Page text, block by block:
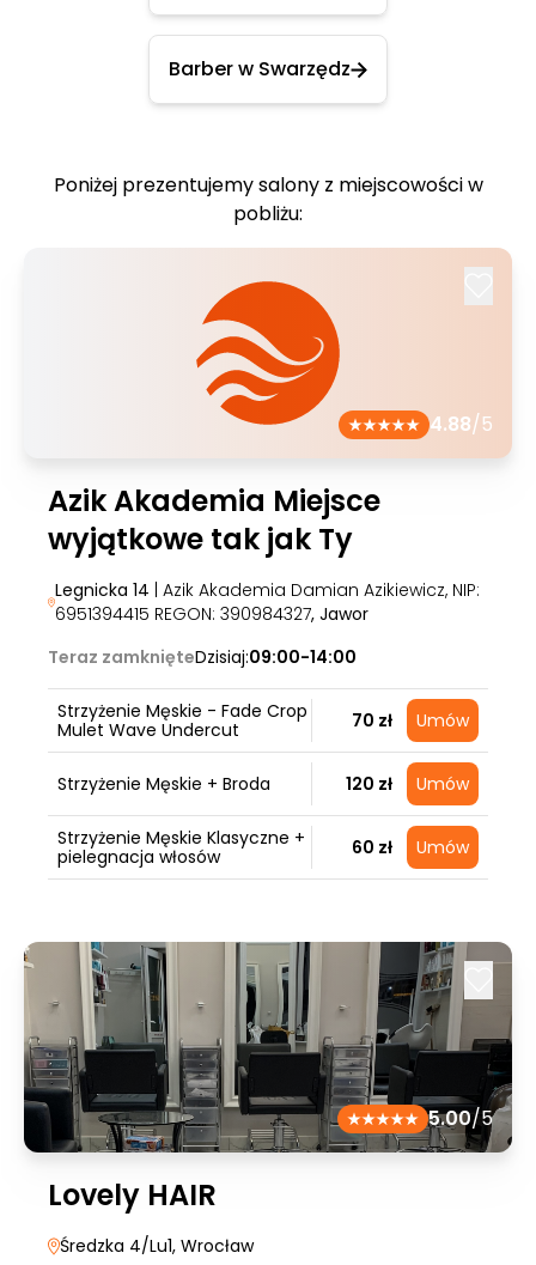
Barber w Swarzędz
Poniżej prezentujemy salony z miejscowości w
pobliżu:
4.88/5
Azik Akademia Miejsce
wyjątkowe tak jak Ty
Legnicka 14 | Azik Akademia Damian Azikiewicz, NIP:
6951394415 REGON: 390984327, Jawor
Teraz zamknięteDzisiaj:09:00-14:00
Strzyżenie Męskie - Fade Crop
Mulet Wave Undercut
70 zł Umów
Strzyżenie Męskie + Broda 120 zł Umów
Strzyżenie Męskie Klasyczne +
pielegnacja włosów
60 zł Umów
5.00/5
Lovely HAIR
Średzka 4/Lu1, Wrocław